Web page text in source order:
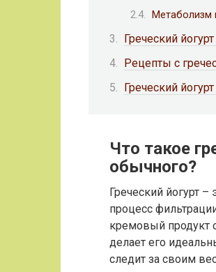
Метаболизм
Греческий
Рецепты с
Греческий
Что такое
обычного?
Греческий йогурт
процесс
кремовый продукт
делает его
следит за своим